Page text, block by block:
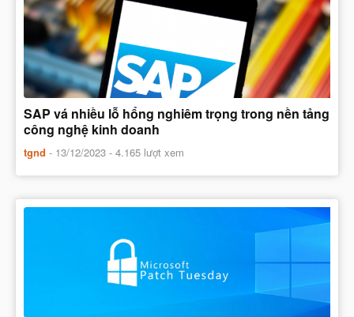
SAP vá nhiều lỗ hổng nghiêm trọng trong nền tảng
công nghệ kinh doanh
tgnd - 13/12/2023 - 4.165 lượt xem